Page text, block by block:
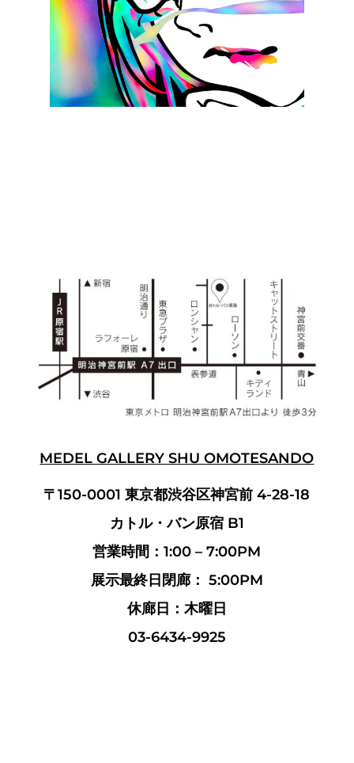
MEDEL GALLERY SHU OMOTESANDO
〒150-0001 東京都渋谷区神宮前 4-28-18
カトル・バン原宿 B1
営業時間：1:00 – 7:00PM
展示最終日閉廊： 5:00PM
休廊日：木曜日
03-6434-9925